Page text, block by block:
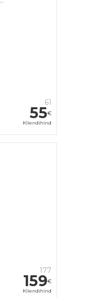
61
55€
Kliendihind
177
159€
Kliendihind